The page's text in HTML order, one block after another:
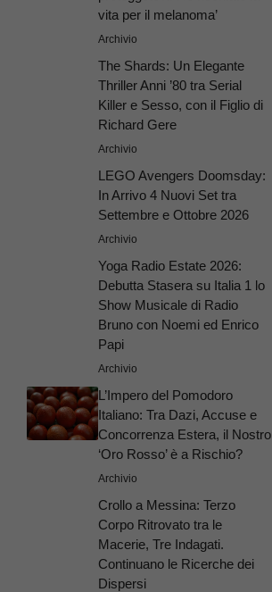
vita per il melanoma’
Archivio
The Shards: Un Elegante
Thriller Anni ’80 tra Serial
Killer e Sesso, con il Figlio di
Richard Gere
Archivio
LEGO Avengers Doomsday:
In Arrivo 4 Nuovi Set tra
Settembre e Ottobre 2026
Archivio
Yoga Radio Estate 2026:
Debutta Stasera su Italia 1 lo
Show Musicale di Radio
Bruno con Noemi ed Enrico
Papi
Archivio
L’Impero del Pomodoro
Italiano: Tra Dazi, Accuse e
Concorrenza Estera, il Nostro
‘Oro Rosso’ è a Rischio?
Archivio
Crollo a Messina: Terzo
Corpo Ritrovato tra le
Macerie, Tre Indagati.
Continuano le Ricerche dei
Dispersi